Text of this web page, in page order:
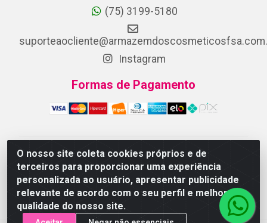
O nosso site coleta cookies próprios e de
terceiros para proporcionar uma experiência
personalizada ao usuário, apresentar publicidade
relevante de acordo com o seu perfil e melhorar a
qualidade do nosso site.
(75) 3199-5180
Instagram
Formas de Pagamento
ARMAZEM DOS COSMETICOS DISTRIBUIDORA LTDA -
Av.Transnordestina, 2222 - Parque Ipê, Feira de
Santana/BA - CEP 44.054-008 - CNPJ 07.246.802/0001-
25